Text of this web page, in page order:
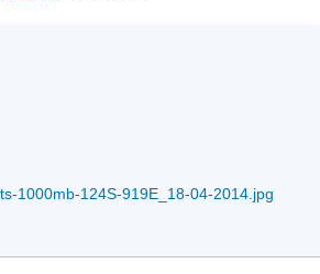
1000mb-124S-919E_18-04-2014.jpg